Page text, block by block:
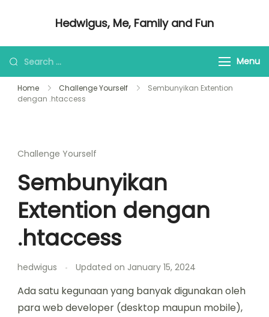
Hedwigus, Me, Family and Fun
Looking
for
Something?
Menu
Home Challenge Yourself
Sembunyikan Extention
dengan .htaccess
Challenge Yourself
Sembunyikan
Extention dengan
.htaccess
hedwigus Updated on January 15, 2024
Ada satu kegunaan yang banyak digunakan oleh
para web developer (desktop maupun mobile),